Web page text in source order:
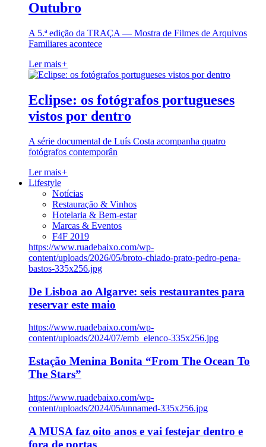
Outubro
A 5.ª edição da TRAÇA — Mostra de Filmes de Arquivos
Familiares acontece
Ler mais+
Eclipse: os fotógrafos portugueses
vistos por dentro
A série documental de Luís Costa acompanha quatro
fotógrafos contemporân
Ler mais+
Lifestyle
Notícias
Restauração & Vinhos
Hotelaria & Bem-estar
Marcas & Eventos
F4F 2019
https://www.ruadebaixo.com/wp-
content/uploads/2026/05/broto-chiado-prato-pedro-pena-
bastos-335x256.jpg
De Lisboa ao Algarve: seis restaurantes para
reservar este maio
https://www.ruadebaixo.com/wp-
content/uploads/2024/07/emb_elenco-335x256.jpg
Estação Menina Bonita “From The Ocean To
The Stars”
https://www.ruadebaixo.com/wp-
content/uploads/2024/05/unnamed-335x256.jpg
A MUSA faz oito anos e vai festejar dentro e
fora de portas